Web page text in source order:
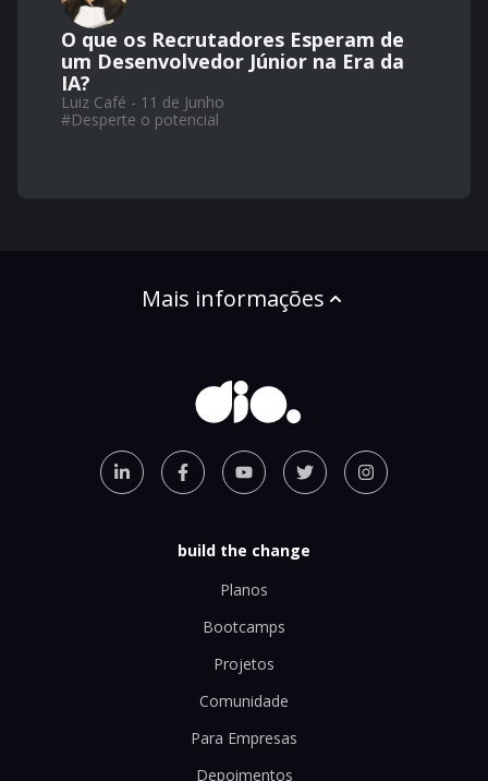
O que os Recrutadores Esperam de
um Desenvolvedor Júnior na Era da
IA?
Luiz Café - 11 de Junho
#Desperte o potencial
Mais informações
build the change
Planos
Bootcamps
Projetos
Comunidade
Para Empresas
Depoimentos